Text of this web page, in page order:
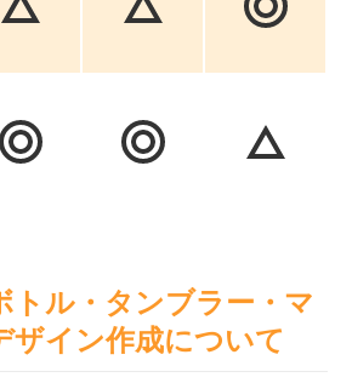
トル・タンブラー・マ
ザイン作成について